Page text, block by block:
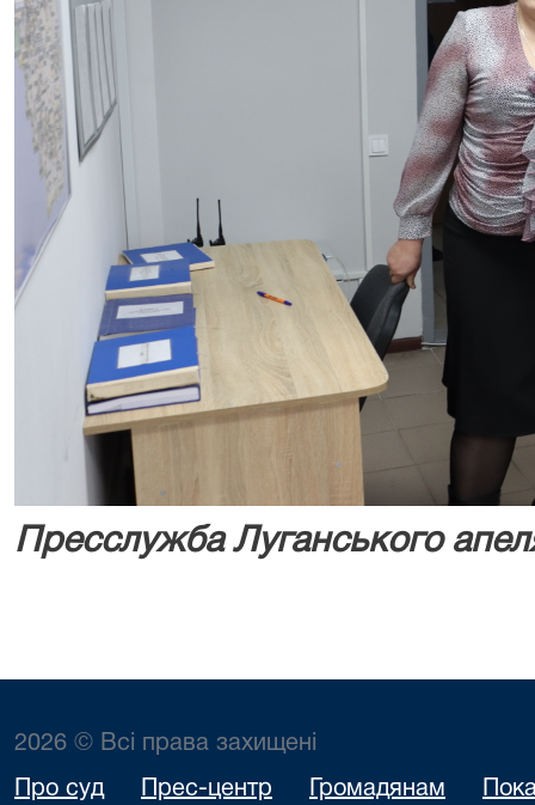
Пресслужба Луганського
2026 © Всі права захищені
Про суд Прес-центр Громадянам